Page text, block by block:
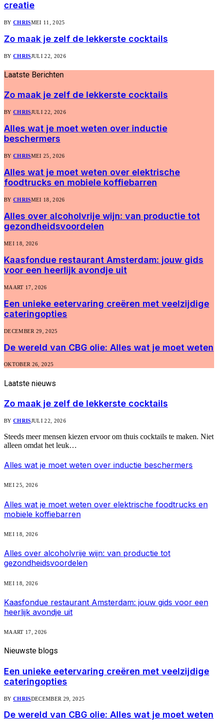
creatie
BY CHRISMEI 11, 2025
Zo maak je zelf de lekkerste cocktails
BY CHRISJULI 22, 2026
Laatste Berichten
Zo maak je zelf de lekkerste cocktails
BY CHRISJULI 22, 2026
Alles wat je moet weten over inductie
beschermers
BY CHRISMEI 25, 2026
Alles wat je moet weten over elektrische
foodtrucks en mobiele koffiebarren
BY CHRISMEI 18, 2026
Alles over alcoholvrije wijn: van productie tot
gezondheidsvoordelen
MEI 18, 2026
Kaasfondue restaurant Amsterdam: jouw gids
voor een heerlijk avondje uit
MAART 17, 2026
Een unieke eetervaring creëren met veelzijdige
cateringopties
DECEMBER 29, 2025
De wereld van CBG olie: Alles wat je moet weten
OKTOBER 26, 2025
Laatste nieuws
Zo maak je zelf de lekkerste cocktails
BY CHRISJULI 22, 2026
Steeds meer mensen kiezen ervoor om thuis cocktails te maken. Niet
alleen omdat het leuk…
Alles wat je moet weten over inductie beschermers
MEI 25, 2026
Alles wat je moet weten over elektrische foodtrucks en
mobiele koffiebarren
MEI 18, 2026
Alles over alcoholvrije wijn: van productie tot
gezondheidsvoordelen
MEI 18, 2026
Kaasfondue restaurant Amsterdam: jouw gids voor een
heerlijk avondje uit
MAART 17, 2026
Nieuwste blogs
Een unieke eetervaring creëren met veelzijdige
cateringopties
BY CHRISDECEMBER 29, 2025
De wereld van CBG olie: Alles wat je moet weten